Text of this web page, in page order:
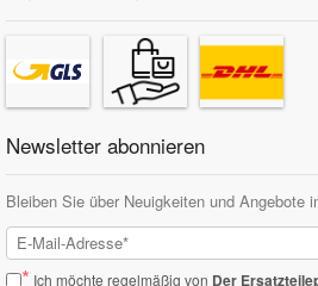
Newsletter abonnieren
Bleiben Sie über Neuigkeiten und Angebote
* Ich möchte regelmäßig von Der